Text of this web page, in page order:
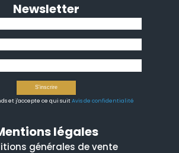
Newsletter
et j'accepte ce qui suitAvis de confidentialité
légales
générales de vente